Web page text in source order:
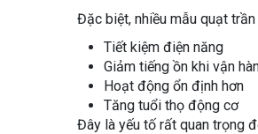
Đặc biệt, nhiều mẫu quạt
Tiết kiệm điện năng
Giảm tiếng ồn khi vận
Hoạt động ổn định hơn
Tăng tuổi thọ động cơ
Đây là yếu tố rất quan trọng